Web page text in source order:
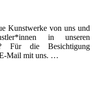
Kunstwerke von uns und
in unseren
Für die Besichtigung
E-Mail mit uns. …